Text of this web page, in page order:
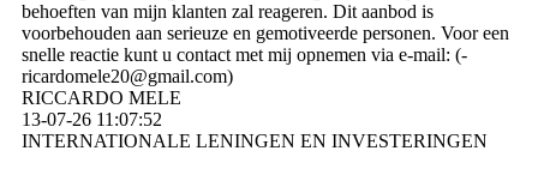
behoeften van mijn klanten zal reageren. Dit aanbod is
voorbehouden aan serieuze en gemotiveerde personen. Voor een
snelle reactie kunt u contact met mij opnemen via e-mail: (­
ricardomele20@­gmail.­com)­
RICCARDO MELE
13-07-26 11:07:52
INTERNATIONALE LENINGEN EN INVESTERINGEN